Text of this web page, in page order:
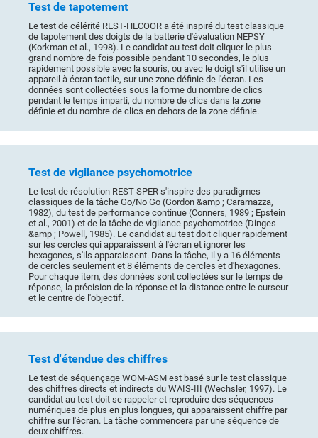
Test de tapotement
Le test de célérité REST-HECOOR a été inspiré du test classique
de tapotement des doigts de la batterie d'évaluation NEPSY
(Korkman et al., 1998). Le candidat au test doit cliquer le plus
grand nombre de fois possible pendant 10 secondes, le plus
rapidement possible avec la souris, ou avec le doigt s'il utilise un
appareil à écran tactile, sur une zone définie de l'écran. Les
données sont collectées sous la forme du nombre de clics
pendant le temps imparti, du nombre de clics dans la zone
définie et du nombre de clics en dehors de la zone définie.
Test de vigilance psychomotrice
Le test de résolution REST-SPER s'inspire des paradigmes
classiques de la tâche Go/No Go (Gordon &amp ; Caramazza,
1982), du test de performance continue (Conners, 1989 ; Epstein
et al., 2001) et de la tâche de vigilance psychomotrice (Dinges
&amp ; Powell, 1985). Le candidat au test doit cliquer rapidement
sur les cercles qui apparaissent à l'écran et ignorer les
hexagones, s'ils apparaissent. Dans la tâche, il y a 16 éléments
de cercles seulement et 8 éléments de cercles et d'hexagones.
Pour chaque item, des données sont collectées sur le temps de
réponse, la précision de la réponse et la distance entre le curseur
et le centre de l'objectif.
Test d'étendue des chiffres
Le test de séquençage WOM-ASM est basé sur le test classique
des chiffres directs et indirects du WAIS-III (Wechsler, 1997). Le
candidat au test doit se rappeler et reproduire des séquences
numériques de plus en plus longues, qui apparaissent chiffre par
chiffre sur l'écran. La tâche commencera par une séquence de
deux chiffres.